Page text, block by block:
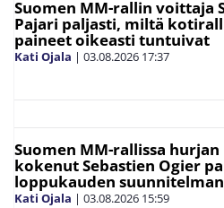
Suomen MM-rallin voittaja
Pajari paljasti, miltä
paineet oikeasti tuntuivat
Kati Ojala | 03.08.2026 17:37
Suomen MM-rallissa
kokenut Sebastien Ogier
loppukauden
Kati Ojala | 03.08.2026 15:59